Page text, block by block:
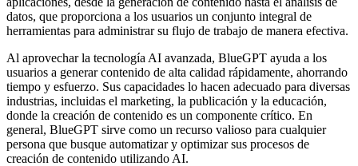
datos, que proporciona a los usuarios un conjunto integral de
herramientas para administrar su flujo de trabajo de manera efectiva.
Al aprovechar la tecnología AI avanzada, BlueGPT ayuda a los
usuarios a generar contenido de alta calidad rápidamente, ahorrando
tiempo y esfuerzo. Sus capacidades lo hacen adecuado para diversas
industrias, incluidas el marketing, la publicación y la educación,
donde la creación de contenido es un componente crítico. En
general, BlueGPT sirve como un recurso valioso para cualquier
persona que busque automatizar y optimizar sus procesos de
creación de contenido utilizando AI.